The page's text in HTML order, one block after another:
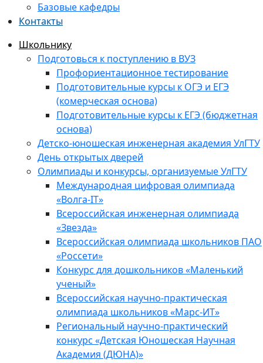
Базовые кафедры
Контакты
Школьнику
Подготовься к поступлению в ВУЗ
Профориентационное тестирование
Подготовительные курсы к ОГЭ и ЕГЭ
(комерческая основа)
Подготовительные курсы к ЕГЭ (бюджетная
основа)
Детско-юношеская инженерная академия УлГТУ
День открытых дверей
Олимпиады и конкурсы, организуемые УлГТУ
Международная цифровая олимпиада
«Волга-IT»
Всероссийская инженерная олимпиада
«Звезда»
Всероссийская олимпиада школьников ПАО
«Россети»
Конкурс для дошкольников «Маленький
ученый»
Всероссийская научно-практическая
олимпиада школьников «Марс-ИТ»
Региональный научно-практический
конкурс «Детская Юношеская Научная
Академия (ДЮНА)»